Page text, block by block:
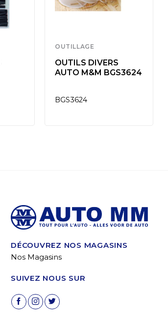
OUTILLAGE
OUTILS DIVERS
AUTO M&M BGS3624
BGS3624
DÉCOUVREZ NOS MAGASINS
Nos Magasins
SUIVEZ NOUS SUR